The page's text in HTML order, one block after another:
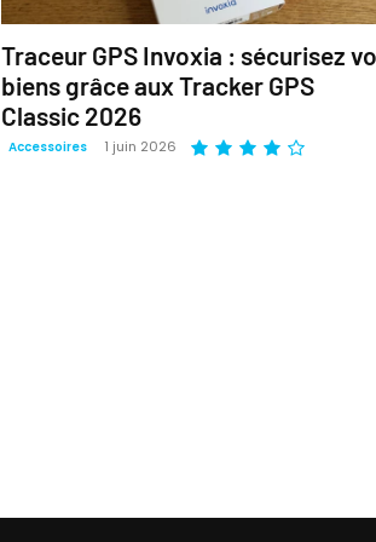
Traceur GPS Invoxia : sécurisez
biens grâce aux Tracker GPS
Classic 2026
Accessoires 1 juin 2026